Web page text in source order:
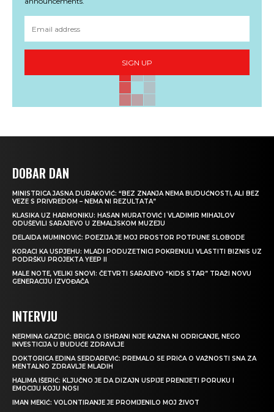
SIGN UP
DOBAR DAN
MINISTRICA JASNA DURAKOVIĆ: “BEZ ZNANJA NEMA BUDUĆNOSTI, ALI BEZ
VEZE S PRIVREDOM – NEMA NI REZULTATA”
KLASIKA UZ HARMONIKU: HASAN MURATOVIĆ I VLADIMIR MIHAJLOV
ODUŠEVILI SARAJEVO U ZEMALJSKOM MUZEJU
DELAIDA MUMINOVIĆ: POEZIJA JE MOJ PROSTOR POTPUNE SLOBODE
KORACI KA USPJEHU: MLADI PODUZETNICI POKRENULI VLASTITI BIZNIS UZ
PODRŠKU PROJEKTA YEEP II
MALE NOTE, VELIKI SNOVI: ČETVRTI SARAJEVO “KIDS STAR” TRAŽI NOVU
GENERACIJU IZVOĐAČA
INTERVJU
NERMINA GAZDIĆ: BRIGA O ISHRANI NIJE KAZNA NI ODRICANJE, NEGO
INVESTICIJA U BUDUĆE ZDRAVLJE
DOKTORICA EDINA SERDAREVIĆ: PREMALO SE PRIČA O VAŽNOSTI SNA ZA
MENTALNO ZDRAVLJE MLADIH
HALIMA IŠERIĆ: KLJUČNO JE DA DIZAJN USPIJE PRENIJETI PORUKU I
EMOCIJU KOJU NOSI
IMAN MEKIĆ: VOLONTIRANJE JE PROMIJENILO MOJ ŽIVOT